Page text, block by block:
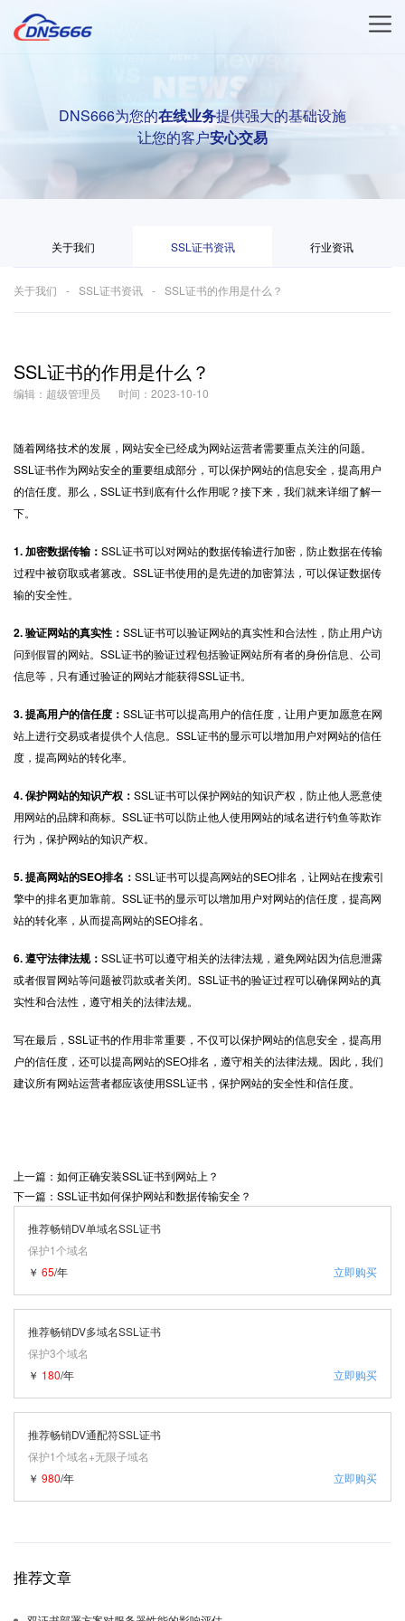
DNS666为您的在线业务提供强大的基础设施
让您的客户安心交易
关于我们 SSL证书资讯 行业资讯
关于我们 SSL证书资讯 SSL证书的作用是什么？
SSL证书的作用是什么？
编辑：超级管理员 时间：2023-10-10
随着网络技术的发展，网站安全已经成为网站运营者需要重点关注的问题。
SSL证书作为网站安全的重要组成部分，可以保护网站的信息安全，提高用户
的信任度。那么，SSL证书到底有什么作用呢？接下来，我们就来详细了解一
下。
1. 加密数据传输： SSL证书可以对网站的数据传输进行加密，防止数据在传输
过程中被窃取或者篡改。SSL证书使用的是先进的加密算法，可以保证数据传
输的安全性。
2. 验证网站的真实性： SSL证书可以验证网站的真实性和合法性，防止用户访
问到假冒的网站。SSL证书的验证过程包括验证网站所有者的身份信息、公司
信息等，只有通过验证的网站才能获得SSL证书。
3. 提高用户的信任度： SSL证书可以提高用户的信任度，让用户更加愿意在网
站上进行交易或者提供个人信息。SSL证书的显示可以增加用户对网站的信任
度，提高网站的转化率。
4. 保护网站的知识产权： SSL证书可以保护网站的知识产权，防止他人恶意使
用网站的品牌和商标。SSL证书可以防止他人使用网站的域名进行钓鱼等欺诈
行为，保护网站的知识产权。
5. 提高网站的SEO排名： SSL证书可以提高网站的SEO排名，让网站在搜索引
擎中的排名更加靠前。SSL证书的显示可以增加用户对网站的信任度，提高网
站的转化率，从而提高网站的SEO排名。
6. 遵守法律法规： SSL证书可以遵守相关的法律法规，避免网站因为信息泄露
或者假冒网站等问题被罚款或者关闭。SSL证书的验证过程可以确保网站的真
实性和合法性，遵守相关的法律法规。
写在最后，SSL证书的作用非常重要，不仅可以保护网站的信息安全，提高用
户的信任度，还可以提高网站的SEO排名，遵守相关的法律法规。因此，我们
建议所有网站运营者都应该使用SSL证书，保护网站的安全性和信任度。
上一篇：如何正确安装SSL证书到网站上？
下一篇：SSL证书如何保护网站和数据传输安全？
推荐畅销DV单域名SSL证书
保护1个域名
立即购买
￥ 65/年
推荐畅销DV多域名SSL证书
保护3个域名
立即购买
￥ 180/年
推荐畅销DV通配符SSL证书
保护1个域名+无限子域名
立即购买
￥ 980/年
推荐文章